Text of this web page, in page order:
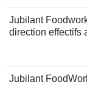
Jubilant
direction effectifs
Jubilant